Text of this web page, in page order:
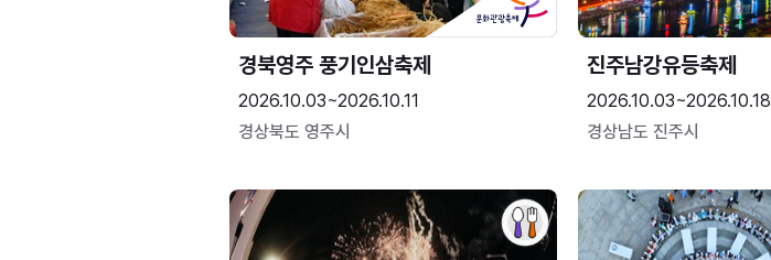
경북영주 풍기인삼축제
2026.10.03~2026.10.11
경상북도 영주시
진주남강유등축제
2026.10.03~2026.10.18
경상남도 진주시